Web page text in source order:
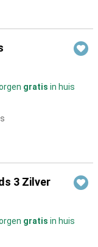
gratis in huis
3 Zilver
gratis in huis